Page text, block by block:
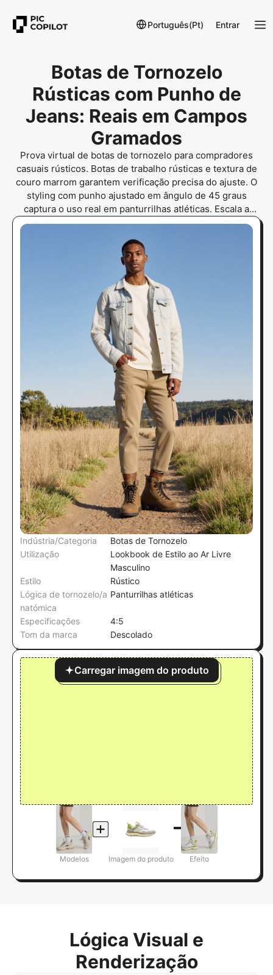
Português(Pt) Entrar
Botas de Tornozelo
Rústicas com Punho de
Jeans: Reais em Campos
Gramados
Prova virtual de botas de tornozelo para compradores
casuais rústicos. Botas de trabalho rústicas e textura de
couro marrom garantem verificação precisa do ajuste. O
styling com punho ajustado em ângulo de 45 graus
captura o uso real em panturrilhas atléticas. Escala a
confiança no estilo ao ar livre masculino para
Indústria/Categoria
Botas de Tornozelo
Utilização
Lookbook de Estilo ao Ar Livre
Masculino
Estilo
Rústico
Lógica de tornozelo/a
natómica
Panturrilhas atléticas
Especificações
4:5
Tom da marca
Descolado
Carregar imagem do produto
Modelos Imagem do produto Efeito
Lógica Visual e
Renderização